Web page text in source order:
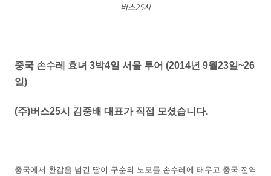
버스25시
중국 손수레 효녀 3박4일 서울 투어 (2014년 9월23일~26
일)
(주)버스25시 김중배 대표가 직접 모셨습니다.
중국에서 환갑을 넘긴 딸이 구순의 노모를 손수레에 태우고 중국 전역